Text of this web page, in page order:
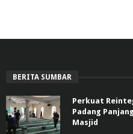
BERITA SUMBAR
Perkuat
Padang
Masjid